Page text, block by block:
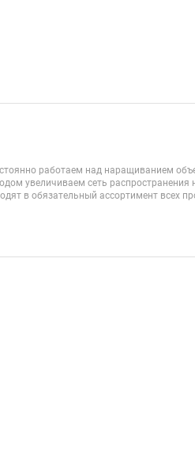
работаем над наращиванием
увеличиваем сеть
в обязательный ассортимент всех